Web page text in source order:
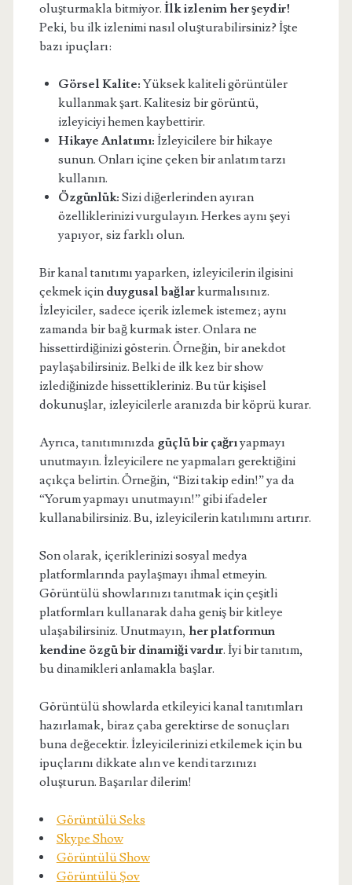
oluşturmakla bitmiyor. İlk izlenim her şeydir!
Peki, bu ilk izlenimi nasıl oluşturabilirsiniz? İşte
bazı ipuçları:
Görsel Kalite:Yüksek kaliteli görüntüler
kullanmak şart. Kalitesiz bir görüntü,
izleyiciyi hemen kaybettirir.
Hikaye Anlatımı: İzleyicilere bir hikaye
sunun. Onları içine çeken bir anlatım tarzı
kullanın.
Özgünlük: Sizi diğerlerinden ayıran
özelliklerinizi vurgulayın. Herkes aynı şeyi
yapıyor, siz farklı olun.
Bir kanal tanıtımı yaparken, izleyicilerin ilgisini
çekmek için duygusal bağlarkurmalısınız.
İzleyiciler, sadece içerik izlemek istemez; aynı
zamanda bir bağ kurmak ister. Onlara ne
hissettirdiğinizi gösterin. Örneğin, bir anekdot
paylaşabilirsiniz. Belki de ilk kez bir show
izlediğinizde hissettikleriniz. Bu tür kişisel
dokunuşlar, izleyicilerle aranızda bir köprü kurar.
Ayrıca, tanıtımınızda güçlü bir çağrıyapmayı
unutmayın. İzleyicilere ne yapmaları gerektiğini
açıkça belirtin. Örneğin, “Bizi takip edin!” ya da
“Yorum yapmayı unutmayın!” gibi ifadeler
kullanabilirsiniz. Bu, izleyicilerin katılımını artırır.
Son olarak, içeriklerinizi sosyal medya
platformlarında paylaşmayı ihmal etmeyin.
Görüntülü showlarınızı tanıtmak için çeşitli
platformları kullanarak daha geniş bir kitleye
ulaşabilirsiniz. Unutmayın, her platformun
kendine özgü bir dinamiği vardır. İyi bir tanıtım,
bu dinamikleri anlamakla başlar.
Görüntülü showlarda etkileyici kanal tanıtımları
hazırlamak, biraz çaba gerektirse de sonuçları
buna değecektir. İzleyicilerinizi etkilemek için bu
ipuçlarını dikkate alın ve kendi tarzınızı
oluşturun. Başarılar dilerim!
Görüntülü Seks
Skype Show
Görüntülü Show
Görüntülü Şov